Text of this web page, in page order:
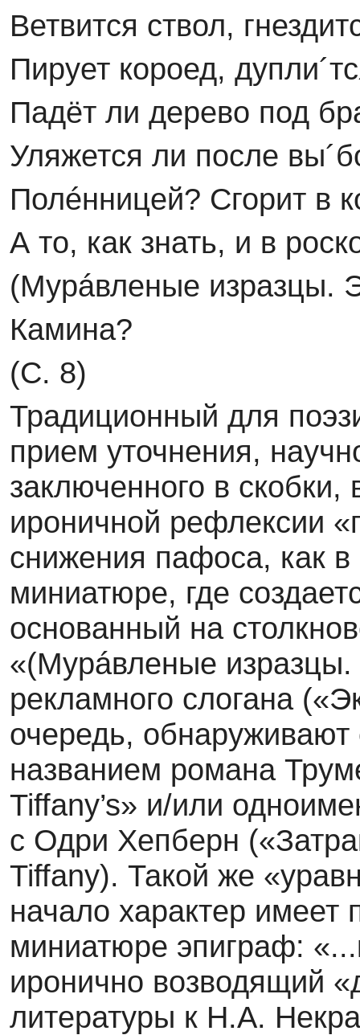
Ветвится ствол,
Пирует короед,
Падёт ли дерево под
Уляжется ли после
Полéнницей? Сгорит в
А то, как знать, и в
(Мурáвленые изразцы.
Камина?
(С. 8)
Традиционный для
прием уточнения,
заключенного в скобки,
ироничной рефлексии
снижения пафоса, как
миниатюре, где
основанный на
«(Мурáвленые
рекламного слогана
очередь, обнаруживают
названием романа
Tiffany’s» и/или
с Одри Хепберн
Tiffany). Такой же
начало характер имеет
миниатюре эпиграф:
иронично возводящий
литературы к Н.А.